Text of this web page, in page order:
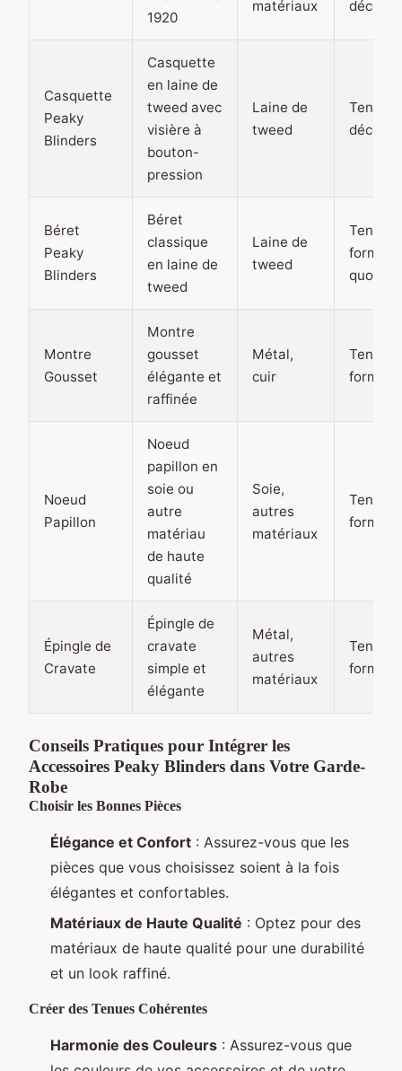
1920
matériaux
Casquette
Peaky
Blinders
Casquette
en laine de
tweed avec
visière à
bouton-
pression
Laine de
tweed
Tenue
Béret
Peaky
Blinders
Béret
classique
en laine de
tweed
Laine de
tweed
Tenue
Montre
Gousset
Montre
gousset
élégante et
raffinée
Métal,
cuir
Tenue
formelle
Noeud
Papillon
Noeud
papillon en
soie ou
autre
matériau
de haute
qualité
Soie,
autres
matériaux
Tenue
formelle
Épingle de
Cravate
Épingle de
cravate
simple et
élégante
Métal,
autres
matériaux
Tenue
formelle
Conseils Pratiques pour Intégrer les
Accessoires Peaky Blinders dans Votre Garde-
Robe
Choisir les Bonnes Pièces
Élégance et Confort : Assurez-vous que les
pièces que vous choisissez soient à la fois
élégantes et confortables.
Matériaux de Haute Qualité : Optez pour des
matériaux de haute qualité pour une durabilité
et un look raffiné.
Créer des Tenues Cohérentes
Harmonie des Couleurs : Assurez-vous que